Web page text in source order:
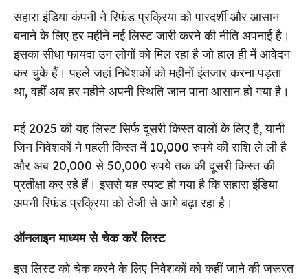
सहारा इंडिया कंपनी ने रिफंड प्रक्रिया को पारदर्शी और आसान
बनाने के लिए हर महीने नई लिस्ट जारी करने की नीति अपनाई है।
इसका सीधा फायदा उन लोगों को मिल रहा है जो हाल ही में आवेदन
कर चुके हैं। पहले जहां निवेशकों को महीनों इंतजार करना पड़ता
था, वहीं अब हर महीने अपनी स्थिति जान पाना आसान हो गया है।
मई 2025 की यह लिस्ट सिर्फ दूसरी किस्त वालों के लिए है, यानी
जिन निवेशकों ने पहली किस्त में 10,000 रुपये की राशि ले ली है
और अब 20,000 से 50,000 रुपये तक की दूसरी किस्त की
प्रतीक्षा कर रहे हैं। इससे यह स्पष्ट हो गया है कि सहारा इंडिया
अपनी रिफंड प्रक्रिया को तेजी से आगे बढ़ा रहा है।
ऑनलाइन माध्यम से चेक करें लिस्ट
इस लिस्ट को चेक करने के लिए निवेशकों को कहीं जाने की जरूरत